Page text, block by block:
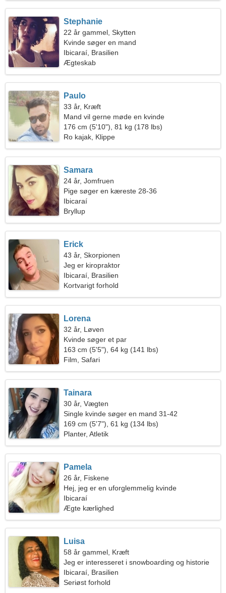
Stephanie
22 år gammel, Skytten
Kvinde søger en mand
Ibicaraí, Brasilien
Ægteskab
Paulo
33 år, Kræft
Mand vil gerne møde en kvinde
176 cm (5'10"), 81 kg (178 lbs)
Ro kajak, Klippe
Samara
24 år, Jomfruen
Pige søger en kæreste 28-36
Ibicaraí
Bryllup
Erick
43 år, Skorpionen
Jeg er kiropraktor
Ibicaraí, Brasilien
Kortvarigt forhold
Lorena
32 år, Løven
Kvinde søger et par
163 cm (5'5"), 64 kg (141 lbs)
Film, Safari
Tainara
30 år, Vægten
Single kvinde søger en mand 31-42
169 cm (5'7"), 61 kg (134 lbs)
Planter, Atletik
Pamela
26 år, Fiskene
Hej, jeg er en uforglemmelig kvinde
Ibicaraí
Ægte kærlighed
Luisa
58 år gammel, Kræft
Jeg er interesseret i snowboarding og historie
Ibicaraí, Brasilien
Seriøst forhold